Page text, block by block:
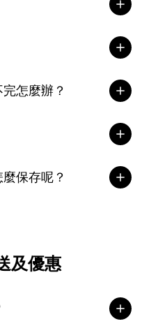
怎麼辦？
保存呢？
及優惠